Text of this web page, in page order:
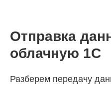
Отправка
облачную 1С
Разберем передачу